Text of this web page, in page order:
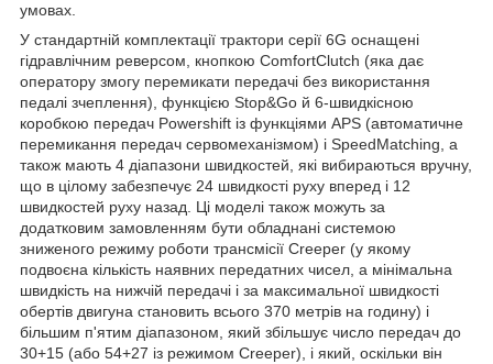
умовах.
У стандартній комплектації трактори серії 6G оснащені
гідравлічним реверсом, кнопкою ComfortClutch (яка дає
оператору змогу перемикати передачі без використання
педалі зчеплення), функцією Stop&Go й 6-швидкісною
коробкою передач Powershift із функціями APS (автоматичне
перемикання передач сервомеханізмом) і SpeedMatching, а
також мають 4 діапазони швидкостей, які вибираються вручну,
що в цілому забезпечує 24 швидкості руху вперед і 12
швидкостей руху назад. Ці моделі також можуть за
додатковим замовленням бути обладнані системою
зниженого режиму роботи трансмісії Creeper (у якому
подвоєна кількість наявних передатних чисел, а мінімальна
швидкість на нижчій передачі і за максимальної швидкості
обертів двигуна становить всього 370 метрів на годину) і
більшим п'ятим діапазоном, який збільшує число передач до
30+15 (або 54+27 із режимом Creeper), і який, оскільки він